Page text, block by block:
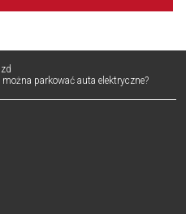
parkować auta elektryczne?